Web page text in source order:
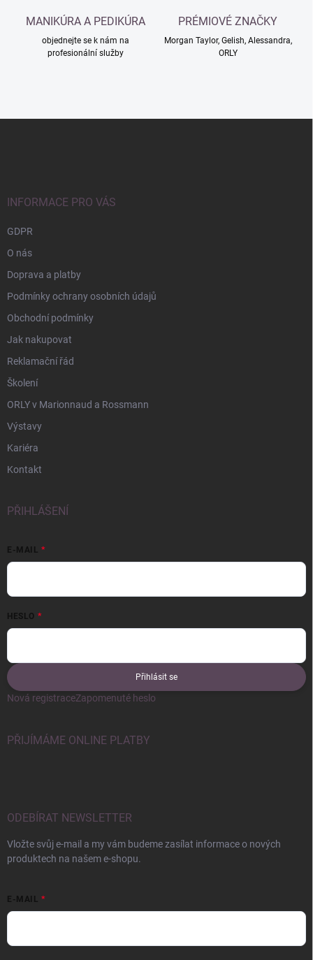
MANIKÚRA A PEDIKÚRA
objednejte se k nám na
profesionální služby
PRÉMIOVÉ ZNAČKY
Morgan Taylor, Gelish, Alessandra,
ORLY
INFORMACE PRO VÁS
GDPR
O nás
Doprava a platby
Podmínky ochrany osobních údajů
Obchodní podmínky
Jak nakupovat
Reklamační řád
Školení
ORLY v Marionnaud a Rossmann
Výstavy
Kariéra
Kontakt
PŘIHLÁŠENÍ
E-MAIL
HESLO
Přihlásit se
Nová registraceZapomenuté heslo
PŘIJÍMÁME ONLINE PLATBY
ODEBÍRAT NEWSLETTER
Vložte svůj e-mail a my vám budeme zasílat informace o nových
produktech na našem e-shopu.
E-MAIL